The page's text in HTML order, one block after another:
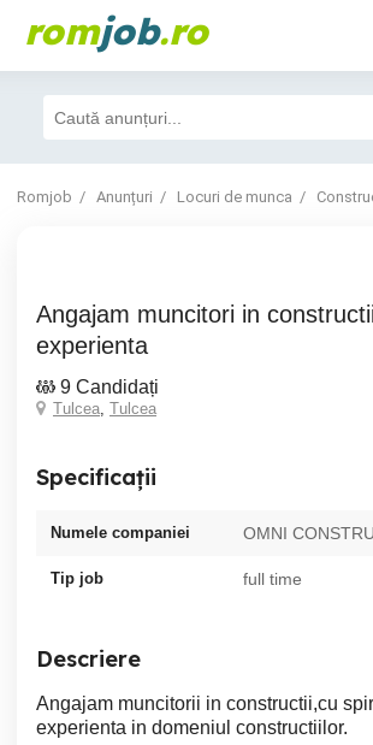
romjob.ro
Romjob Anunțuri Locuri de munca
Angajam muncitori in constructii cu
experienta
9 Candidați
Tulcea, Tulcea
Specificații
Numele companiei OMNI
Tip job full time
Descriere
Angajam muncitorii in constructii,cu
experienta in domeniul constructiilor.